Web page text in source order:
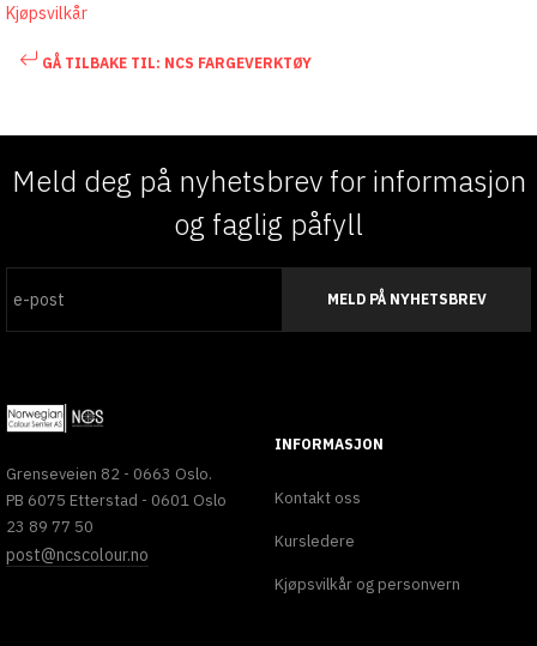
Kjøpsvilkår
GÅ TILBAKE TIL: NCS FARGEVERKTØY
Meld deg på nyhetsbrev for informasjon
og faglig påfyll
MELD PÅ NYHETSBREV
Grenseveien 82 - 0663 Oslo.
PB 6075 Etterstad - 0601 Oslo
23 89 77 50
post@ncscolour.no
INFORMASJON
Kontakt oss
Kursledere
Kjøpsvilkår og personvern